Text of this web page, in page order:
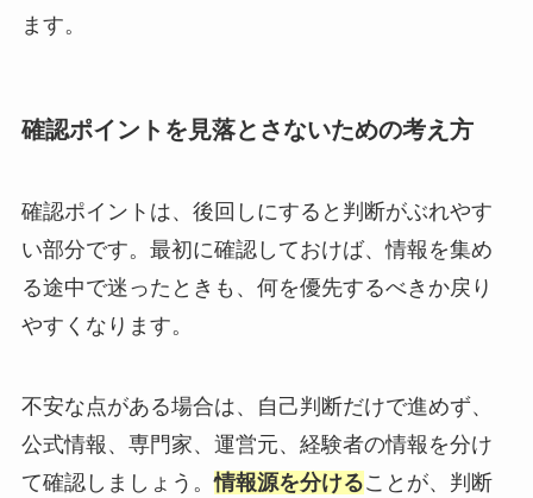
ます。
確認ポイントを見落とさないための考え方
確認ポイントは、後回しにすると判断がぶれやす
い部分です。最初に確認しておけば、情報を集め
る途中で迷ったときも、何を優先するべきか戻り
やすくなります。
不安な点がある場合は、自己判断だけで進めず、
公式情報、専門家、運営元、経験者の情報を分け
て確認しましょう。情報源を分けることが、判断